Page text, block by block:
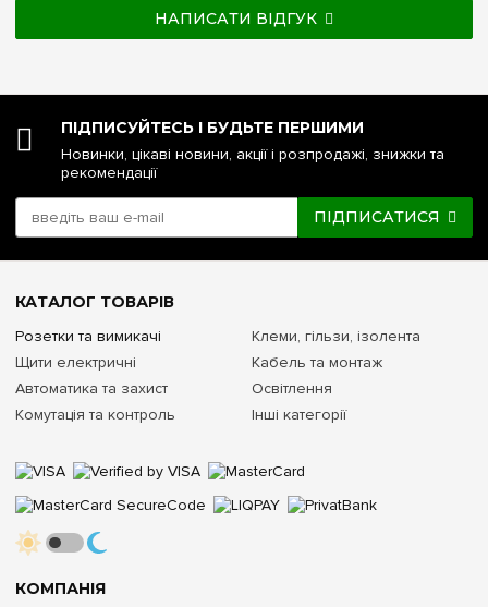
НАПИСАТИ ВІДГУК
ПІДПИСУЙТЕСЬ І БУДЬТЕ ПЕРШИМИ
Новинки, цікаві новини, акції і розпродажі, знижки та
рекомендації
ПІДПИСАТИСЯ
КОМПАНІЯ
КАТАЛОГ ТОВАРІВ
Розетки та вимикачі
Щити електричні
Автоматика та захист
Комутація та контроль
Клеми, гільзи, ізолента
Кабель та монтаж
Освітлення
Інші категорії